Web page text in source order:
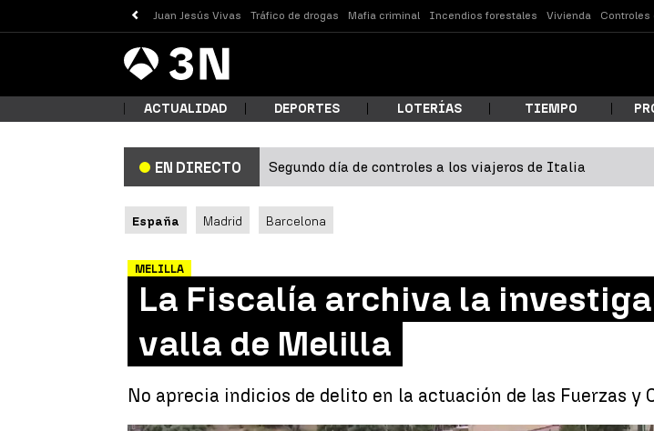
Juan Jesús Vivas Tráfico de drogas Mafia criminal Incendios forestales Vivienda Controles
Antena
3 Noticias
ACTUALIDAD DEPORTES LOTERÍAS TIEMPO
EN DIRECTO Segundo día de controles a los viajeros de Italia
España Madrid Barcelona
MELILLA
La Fiscalía archiva la
valla de Melilla
No aprecia indicios de delito en la actuación de las Fuerzas y